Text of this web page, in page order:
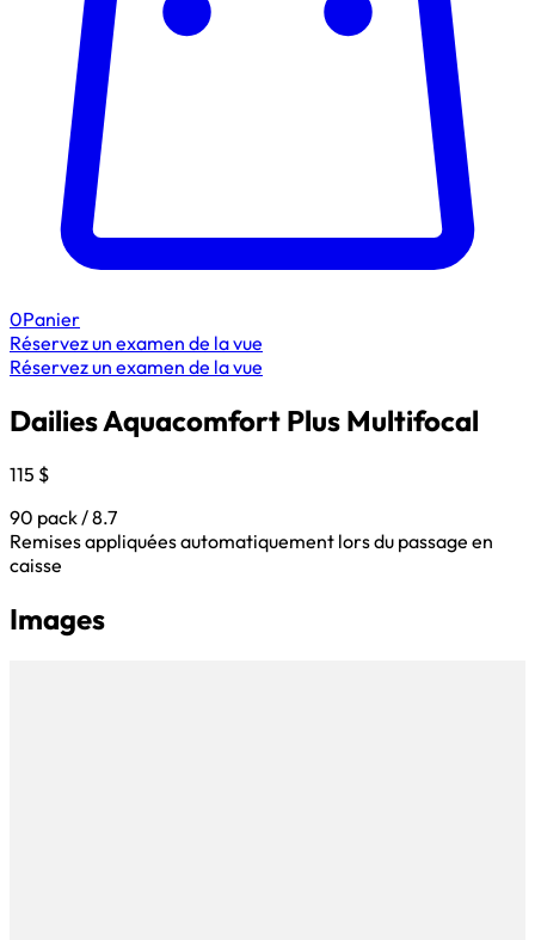
0Panier
Réservez un examen de la vue
Réservez un examen de la vue
Dailies Aquacomfort Plus Multifocal
115 $
90 pack / 8.7
Remises appliquées automatiquement lors du passage en
caisse
Images